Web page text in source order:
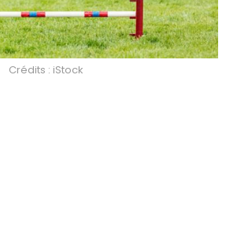
Crédits : iStock